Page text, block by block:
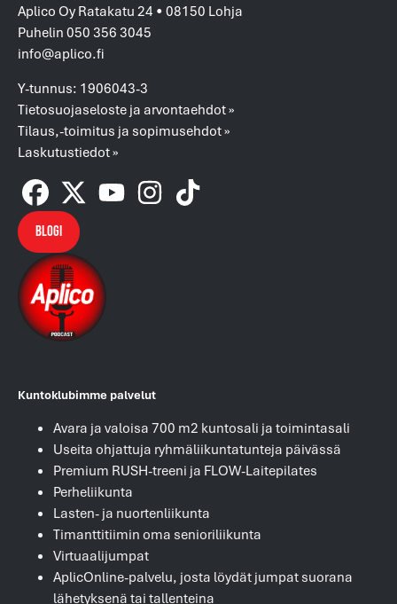
Aplico Oy Ratakatu 24 • 08150 Lohja
Puhelin 050 356 3045
info@aplico.fi
Y-tunnus: 1906043-3
Tietosuojaseloste ja arvontaehdot »
Tilaus,-toimitus ja sopimusehdot »
Laskutustiedot »
Blogi
Kuntoklubimme palvelut
Avara ja valoisa 700 m2 kuntosali ja toimintasali
Useita ohjattuja ryhmäliikuntatunteja päivässä
Premium RUSH-treeni ja FLOW-Laitepilates
Perheliikunta
Lasten- ja nuortenliikunta
Timanttitiimin oma senioriliikunta
Virtuaalijumpat
AplicOnline-palvelu, josta löydät jumpat suorana
lähetyksenä tai tallenteina